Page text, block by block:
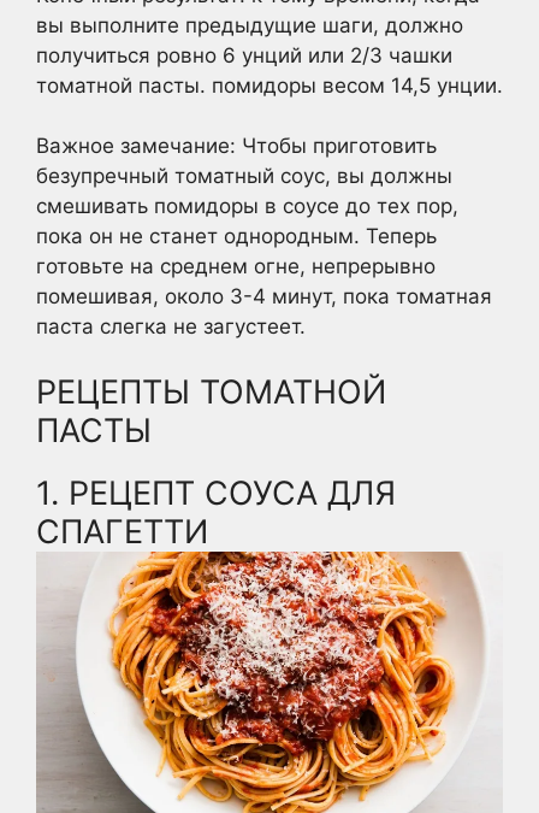
вы выполните предыдущие шаги, должно
получиться ровно 6 унций или 2/3 чашки
томатной пасты. помидоры весом 14,5 унции.
Важное замечание: Чтобы приготовить
безупречный томатный соус, вы должны
смешивать помидоры в соусе до тех пор,
пока он не станет однородным. Теперь
готовьте на среднем огне, непрерывно
помешивая, около 3-4 минут, пока томатная
паста слегка не загустеет.
РЕЦЕПТЫ ТОМАТНОЙ
ПАСТЫ
1. РЕЦЕПТ СОУСА ДЛЯ
СПАГЕТТИ